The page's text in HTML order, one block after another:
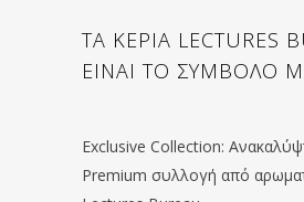
ΤΑ ΚΕΡΙΑ LECTURES
ΕΙΝΑΙ ΤΟ ΣΥΜΒΟΛΟ
Exclusive Collection:
Premium συλλογή από